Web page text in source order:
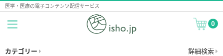
医学・医療の電子コンテンツ配信サービス
0
カテゴリー 詳細検索